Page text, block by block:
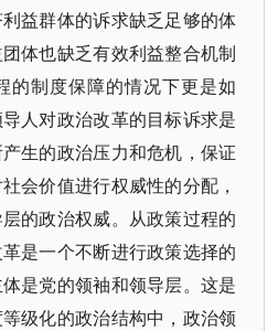
益群体的诉求缺乏足够的体
体也缺乏有效利益整合机制
的制度保障的情况下更是如
人对政治改革的目标诉求是
生的政治压力和危机，保证
会价值进行权威性的分配，
的政治权威。从政策过程的
是一个不断进行政策选择的
是党的领袖和领导层。这是
级化的政治结构中，政治领